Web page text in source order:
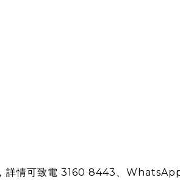
詳情可致電 3160 8443、